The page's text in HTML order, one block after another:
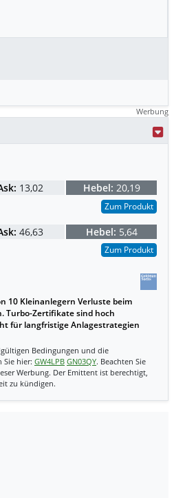
Werbung
13,02 Hebel: 20,19
Zum Produkt
46,63 Hebel: 5,64
Zum Produkt
10 Kleinanlegern Verluste beim
Turbo-Zertifikate sind hoch
für langfristige Anlagestrategien
Bedingungen und die
Sie hier: GW4LPB GN03QY. Beachten Sie
Werbung. Der Emittent ist berechtigt,
zu kündigen.